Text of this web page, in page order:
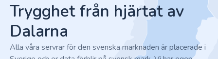
Trygghet från hjärtat av
Dalarna
Alla våra servrar för den svenska marknaden är placerade i